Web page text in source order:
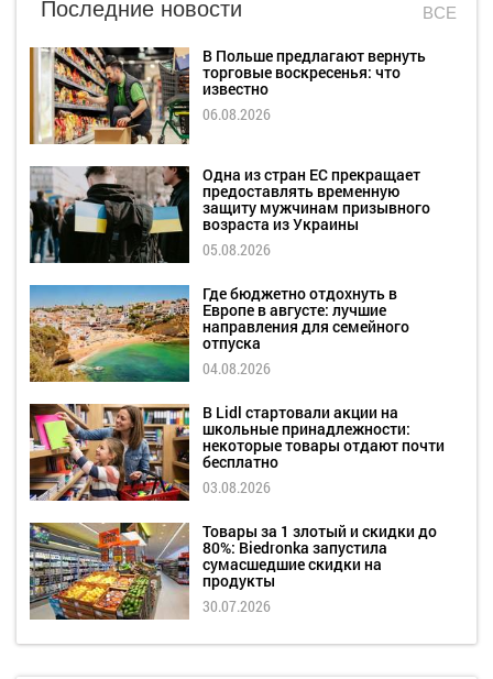
Последние новости ВСЕ
В Польше предлагают вернуть
торговые воскресенья: что
известно
06.08.2026
Одна из стран ЕС прекращает
предоставлять временную
защиту мужчинам призывного
возраста из Украины
05.08.2026
Где бюджетно отдохнуть в
Европе в августе: лучшие
направления для семейного
отпуска
04.08.2026
В Lidl стартовали акции на
школьные принадлежности:
некоторые товары отдают почти
бесплатно
03.08.2026
Товары за 1 злотый и скидки до
80%: Biedronka запустила
сумасшедшие скидки на
продукты
30.07.2026